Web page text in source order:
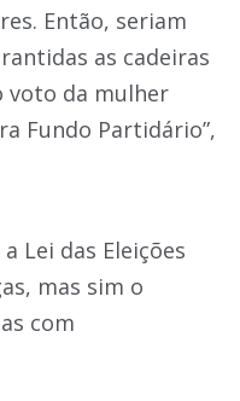
Então, seriam
as cadeiras
voto da mulher
Fundo Partidário”,
Lei das Eleições
mas sim o
com